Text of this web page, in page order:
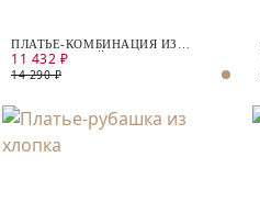
ПЛАТЬЕ-КОМБИНАЦИЯ ИЗ
НАТУРАЛЬНОЙ ТКАНИ
11 432 ₽
14 290 ₽